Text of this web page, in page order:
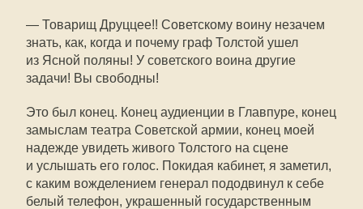
— Товарищ Друццее!! Советскому воину незачем
знать, как, когда и почему граф Толстой ушел
из Ясной поляны! У советского воина другие
задачи! Вы свободны!
Это был конец. Конец аудиенции в Главпуре, конец
замыслам театра Советской армии, конец моей
надежде увидеть живого Толстого на сцене
и услышать его голос. Покидая кабинет, я заметил,
с каким вожделением генерал пододвинул к себе
белый телефон, украшенный государственным